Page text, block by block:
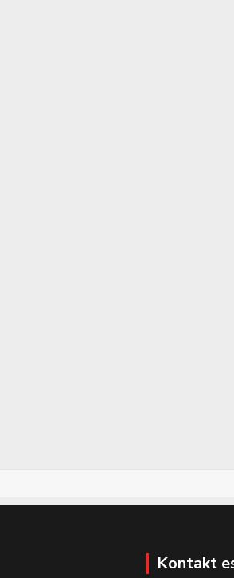
Kontakt